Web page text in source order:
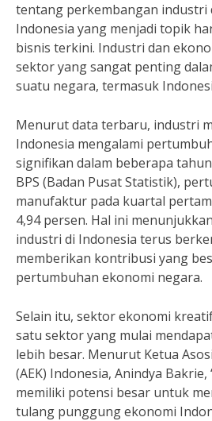
tentang perkembangan industri
Indonesia yang menjadi topik
bisnis terkini. Industri dan
sektor yang sangat penting
suatu negara, termasuk
Menurut data terbaru, industri
Indonesia mengalami
signifikan dalam beberapa
BPS (Badan Pusat Statistik),
manufaktur pada kuartal
4,94 persen. Hal ini
industri di Indonesia terus
memberikan kontribusi yang
pertumbuhan ekonomi negara.
Selain itu, sektor ekonomi
satu sektor yang mulai
lebih besar. Menurut Ketua
(AEK) Indonesia, Anindya
memiliki potensi besar untuk
tulang punggung ekonomi